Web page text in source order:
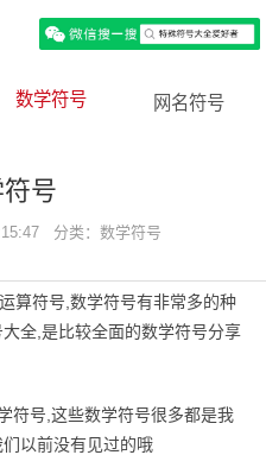
数学符号 网名符号
号
分类：数学符号
算符号,数学符号有非常多的种
全,是比较全面的数学符号分享
符号,这些数学符号很多都是我
以前没有见过的哦